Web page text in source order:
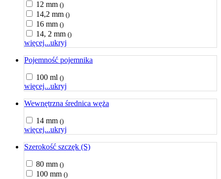
12 mm ()
14,2 mm ()
16 mm ()
14, 2 mm ()
więcej...ukryj
Pojemność pojemnika
100 ml ()
więcej...ukryj
Wewnętrzna średnica węża
14 mm ()
więcej...ukryj
Szerokość szczęk (S)
80 mm ()
100 mm ()